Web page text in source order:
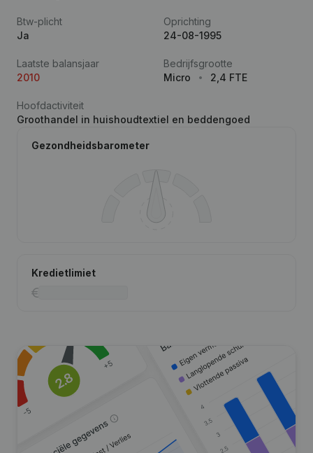
Btw-plicht
Ja
Oprichting
24-08-1995
Laatste balansjaar
2010
Bedrijfsgrootte
Micro
2,4 FTE
Hoofdactiviteit
Groothandel in huishoudtextiel en beddengoed
Gezondheidsbarometer
Kredietlimiet